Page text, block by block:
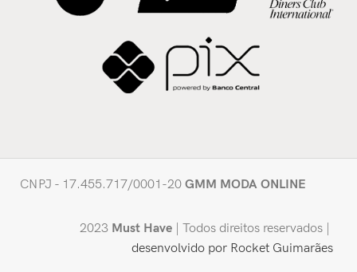
CNPJ - 17.455.717/0001-20 GMM MODA ONLINE
2023 Must Have| Todos direitos reservados |
desenvolvido por Rocket Guimarães